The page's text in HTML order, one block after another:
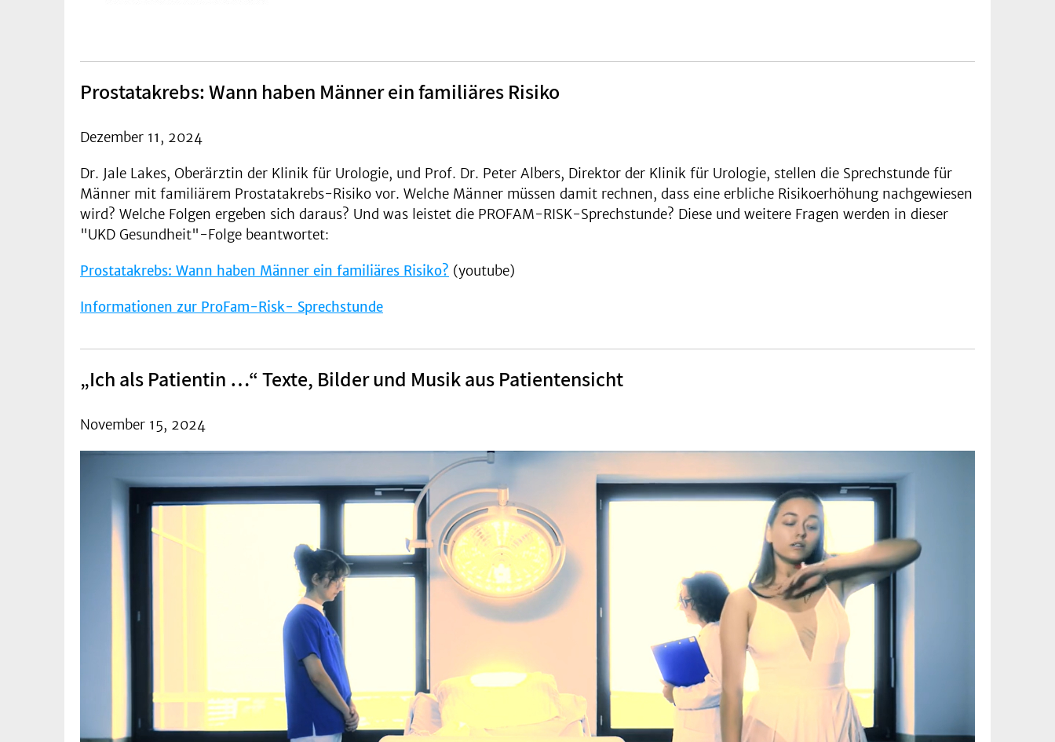
Prostatakrebs: Wann haben Männer ein familiäres Risiko
Dezember 11, 2024
Dr. Jale Lakes, Oberärztin der Klinik für Urologie, und Prof. Dr. Peter Albers, Direktor der Klinik für Urologie, stellen die Sprechstunde für
Männer mit familiärem Prostatakrebs-Risiko vor. Welche Männer müssen damit rechnen, dass eine erbliche Risikoerhöhung nachgewiesen
wird? Welche Folgen ergeben sich daraus? Und was leistet die PROFAM-RISK-Sprechstunde? Diese und weitere Fragen werden in dieser
"UKD Gesundheit"-Folge beantwortet:
Prostatakrebs: Wann haben Männer ein familiäres Risiko? (youtube)
Informationen zur ProFam-Risk- Sprechstunde
„Ich als Patientin …“ Texte, Bilder und Musik aus Patientensicht
November 15, 2024